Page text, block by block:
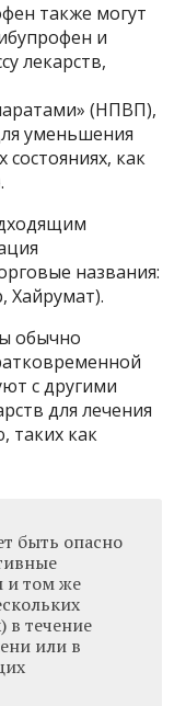
также могут
и
лекарств,
(НПВП),
уменьшения
состояниях, как
названия:
Хайрумат).
обычно
с другими
для лечения
таких как
быть опасно
и том же
в течение
или в